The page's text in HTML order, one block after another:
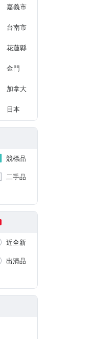
嘉義市
台南市
花蓮縣
金門
加拿大
日本
競標品
二手品
近全新
出清品